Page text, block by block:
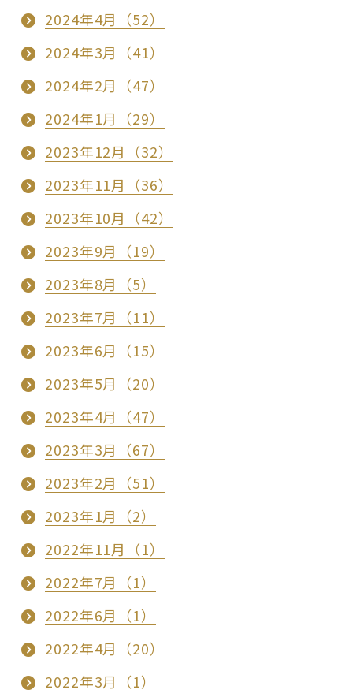
2024年4月（52）
2024年3月（41）
2024年2月（47）
2024年1月（29）
2023年12月（32）
2023年11月（36）
2023年10月（42）
2023年9月（19）
2023年8月（5）
2023年7月（11）
2023年6月（15）
2023年5月（20）
2023年4月（47）
2023年3月（67）
2023年2月（51）
2023年1月（2）
2022年11月（1）
2022年7月（1）
2022年6月（1）
2022年4月（20）
2022年3月（1）